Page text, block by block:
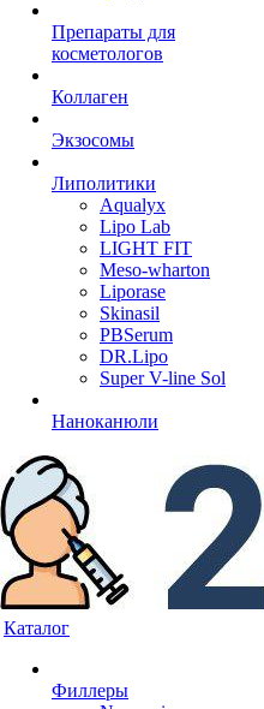
Препараты для
косметологов
Коллаген
Экзосомы
Липолитики
Aqualyx
Lipo Lab
LIGHT FIT
Meso-wharton
Liporase
Skinasil
PBSerum
DR.Lipo
Super V-line Sol
Наноканюли
Каталог
Филлеры